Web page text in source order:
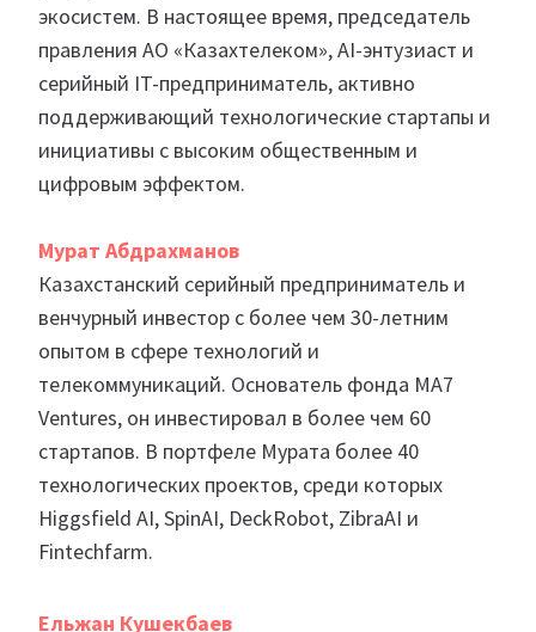
экосистем. В настоящее время, председатель
правления АО «Казахтелеком», AI-энтузиаст и
серийный IT-предприниматель, активно
поддерживающий технологические стартапы и
инициативы с высоким общественным и
цифровым эффектом.
Мурат Абдрахманов
Казахстанский серийный предприниматель и
венчурный инвестор с более чем 30-летним
опытом в сфере технологий и
телекоммуникаций. Основатель фонда MA7
Ventures, он инвестировал в более чем 60
стартапов. В портфеле Мурата более 40
технологических проектов, среди которых
Higgsfield AI, SpinAI, DeckRobot, ZibraAI и
Fintechfarm.
Ельжан Кушекбаев